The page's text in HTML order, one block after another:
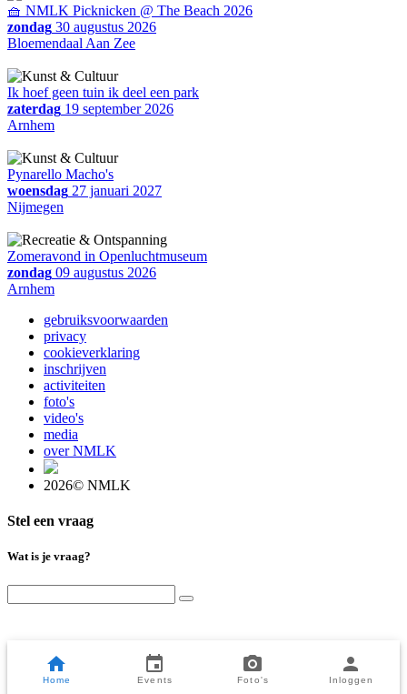
🧺 NMLK Picknicken @ The Beach 2026
zondag 30 augustus 2026
Bloemendaal Aan Zee
Ik hoef geen tuin ik deel een park
zaterdag 19 september 2026
Arnhem
Pynarello Macho's
woensdag 27 januari 2027
Nijmegen
Zomeravond in Openluchtmuseum
zondag 09 augustus 2026
Arnhem
gebruiksvoorwaarden
privacy
cookieverklaring
inschrijven
activiteiten
foto's
video's
media
over NMLK
2026© NMLK
Stel een vraag
Wat is je vraag?
Home Events Foto's Inloggen